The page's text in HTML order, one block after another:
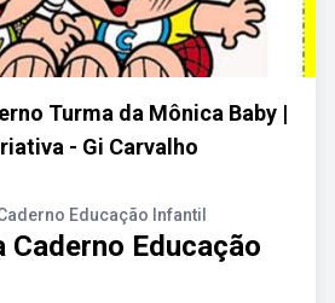
Turma da Mônica Baby |
- Gi Carvalho
Educação Infantil
Caderno Educação